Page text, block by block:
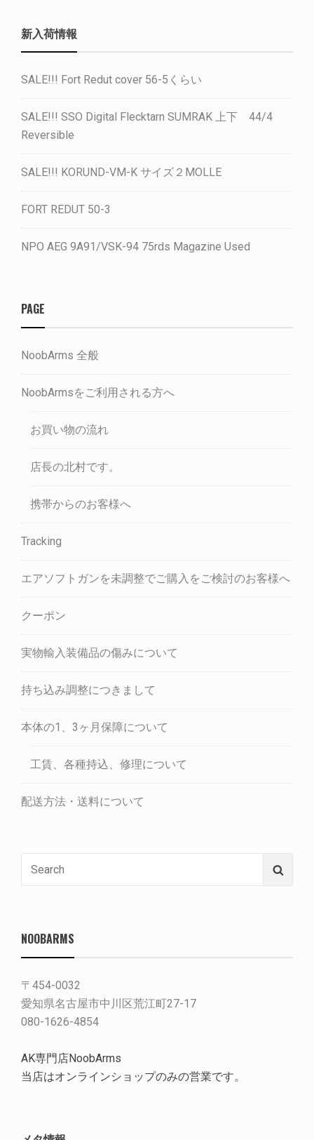
新入荷情報
SALE!!! Fort Redut cover 56-5くらい
SALE!!! SSO Digital Flecktarn SUMRAK 上下 44/4
Reversible
SALE!!! KORUND-VM-K サイズ２MOLLE
FORT REDUT 50-3
NPO AEG 9A91/VSK-94 75rds Magazine Used
PAGE
NoobArms 全般
NoobArmsをご利用される方へ
お買い物の流れ
店長の北村です。
携帯からのお客様へ
Tracking
エアソフトガンを未調整でご購入をご検討のお客様へ
クーポン
実物輸入装備品の傷みについて
持ち込み調整につきまして
本体の1、3ヶ月保障について
工賃、各種持込、修理について
配送方法・送料について
NOOBARMS
〒454-0032
愛知県名古屋市中川区荒江町27-17
080-1626-4854
AK専門店NoobArms
当店はオンラインショップのみの営業です。